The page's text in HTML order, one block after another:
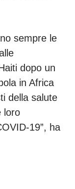
sempre le
dopo un
in Africa
della salute
loro
19”, ha